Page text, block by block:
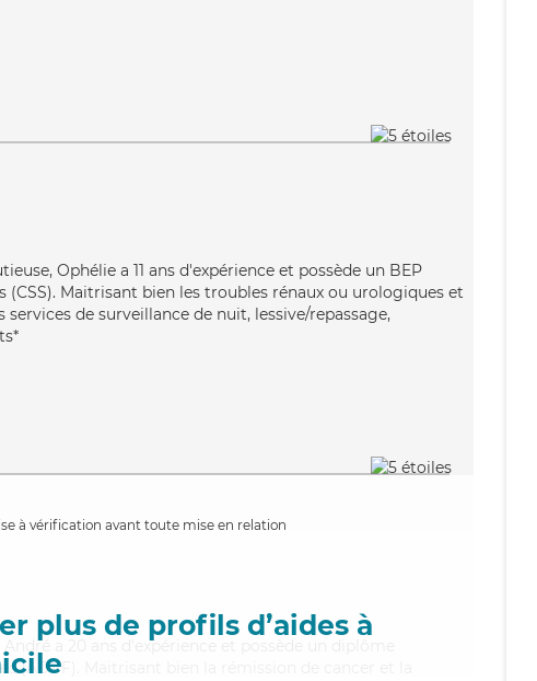
Ophélie a 11 ans d'expérience et possède un BEP
(CSS). Maitrisant bien les troubles rénaux ou urologiques et
services de surveillance de nuit, lessive/repassage,
à vérification avant toute mise en relation
plus de profils d’aides à
André a 20 ans d'expérience et possède un diplôme
(ADVF). Maitrisant bien la rémission de cancer et la